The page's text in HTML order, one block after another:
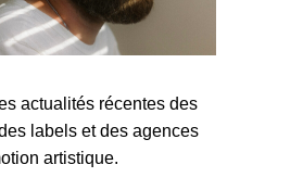
actualités récentes des
labels et des agences
artistique.